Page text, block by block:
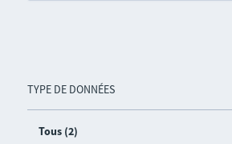
TYPE DE DONNÉES
Tous (2)